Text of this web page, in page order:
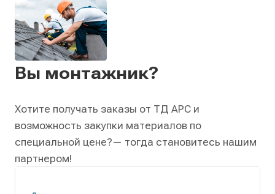
Вы монтажник?
Хотите получать заказы от ТД АРС и
возможность закупки материалов по
специальной цене?— тогда становитесь нашим
партнером!